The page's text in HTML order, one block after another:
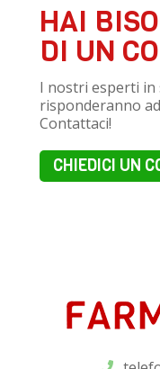
HAI
DI UN
I nostri esperti in
risponderanno
Contattaci!
CHIEDICI UN